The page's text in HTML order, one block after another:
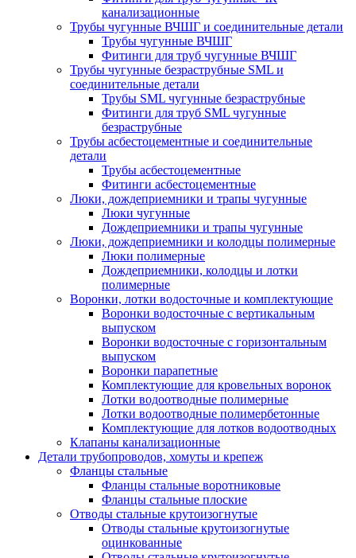
канализационные
Трубы чугунные ВЧШГ и соединительные детали
Трубы чугунные ВЧШГ
Фитинги для труб чугунные ВЧШГ
Трубы чугунные безраструбные SML и
соединительные детали
Трубы SML чугунные безраструбные
Фитинги для труб SML чугунные
безраструбные
Трубы асбестоцементные и соединительные
детали
Трубы асбестоцементные
Фитинги асбестоцементные
Люки, дождеприемники и трапы чугунные
Люки чугунные
Дождеприемники и трапы чугунные
Люки, дождеприемники и колодцы полимерные
Люки полимерные
Дождеприемники, колодцы и лотки
полимерные
Воронки, лотки водосточные и комплектующие
Воронки водосточные с вертикальным
выпуском
Воронки водосточные с горизонтальным
выпуском
Воронки парапетные
Комплектующие для кровельных воронок
Лотки водоотводные полимерные
Лотки водоотводные полимербетонные
Комплектующие для лотков водоотводных
Клапаны канализационные
Детали трубопроводов, хомуты и крепеж
Фланцы стальные
Фланцы стальные воротниковые
Фланцы стальные плоские
Отводы стальные крутоизогнутые
Отводы стальные крутоизогнутые
оцинкованные